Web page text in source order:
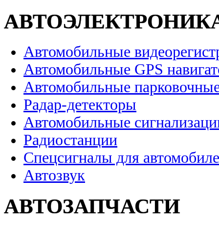
Автомобильные
Автомобильные GPS
Автомобильные
Радар-детекторы
Автомобильные
Радиостанции
Спецсигналы для
Автозвук
АВТОЗАПЧАСТИ